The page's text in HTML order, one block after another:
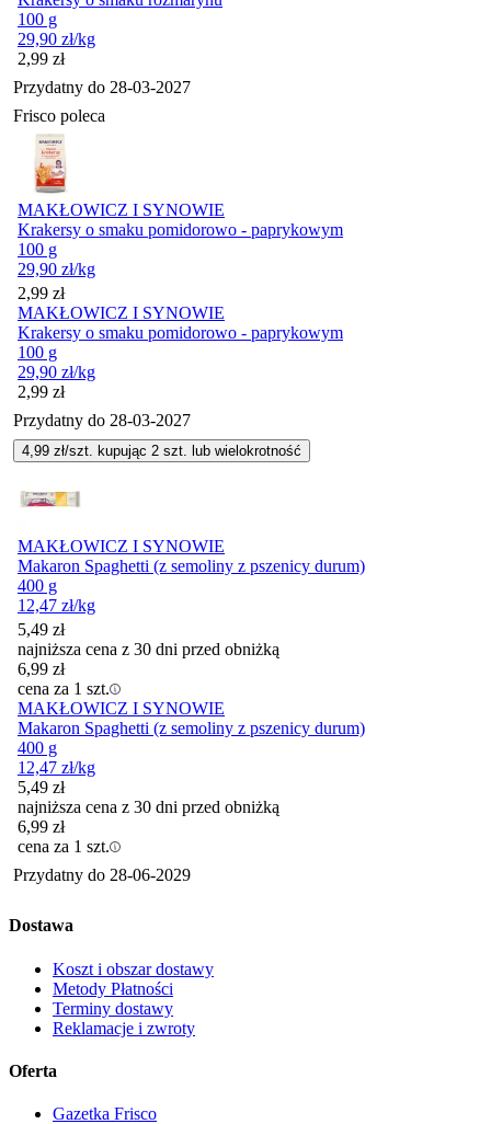
100 g
29,90 zł/kg
Cena
2,99 zł
Przydatny do 28-03-2027
Frisco poleca
MAKŁOWICZ I SYNOWIE
Krakersy o smaku pomidorowo - paprykowym
100 g
29,90 zł/kg
Cena
2,99 zł
MAKŁOWICZ I SYNOWIE
Krakersy o smaku pomidorowo - paprykowym
100 g
29,90 zł/kg
Cena
2,99 zł
Przydatny do 28-03-2027
4,99 zł/szt. kupując 2 szt. lub wielokrotność
MAKŁOWICZ I SYNOWIE
Makaron Spaghetti (z semoliny z pszenicy durum)
400 g
12,47 zł/kg
5,49 zł
najniższa cena z 30 dni przed obniżką
6,99 zł
cena za 1 szt.
MAKŁOWICZ I SYNOWIE
Makaron Spaghetti (z semoliny z pszenicy durum)
400 g
12,47 zł/kg
5,49 zł
najniższa cena z 30 dni przed obniżką
6,99 zł
cena za 1 szt.
Przydatny do 28-06-2029
Dostawa
Koszt i obszar dostawy
Metody Płatności
Terminy dostawy
Reklamacje i zwroty
Oferta
Gazetka Frisco